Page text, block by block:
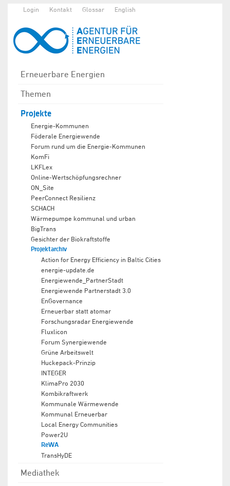
Login Kontakt Glossar English
Erneuerbare Energien
Themen
Projekte
Energie-Kommunen
Föderale Energiewende
Forum rund um die Energie-Kommunen
KomFi
LKFLex
Online-Wertschöpfungsrechner
ON_Site
PeerConnect Resilienz
SCHACH
Wärmepumpe kommunal und urban
BigTrans
Gesichter der Biokraftstoffe
Projektarchiv
Action for Energy Efficiency in Baltic Cities
energie-update.de
Energiewende_PartnerStadt
Energiewende Partnerstadt 3.0
EnGovernance
Erneuerbar statt atomar
Forschungsradar Energiewende
Fluxlicon
Forum Synergiewende
Grüne Arbeitswelt
Huckepack-Prinzip
INTEGER
KlimaPro 2030
Kombikraftwerk
Kommunale Wärmewende
Kommunal Erneuerbar
Local Energy Communities
Power2U
ReWA
TransHyDE
Mediathek